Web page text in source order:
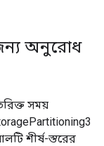
অনুরোধ
সময়
শীর্ষ-স্তরের